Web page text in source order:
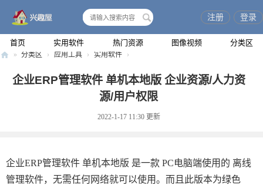
首页 实用软件 热门资源 图像视频 分类区
注册 登录
» 分类区 › 应用工具 › 实用软件 ›
企业ERP管理软件 单机本地版 企业资源/人力资
源/用户权限
2022-1-17 11:30 更新
企业ERP管理软件 单机本地版 是一款 PC电脑端使用的 离线
管理软件，无需任何网络就可以使用。而且此版本为绿色